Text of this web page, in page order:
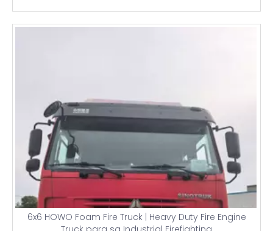
6x6 HOWO Foam Fire Truck | Heavy Duty Fire Engine